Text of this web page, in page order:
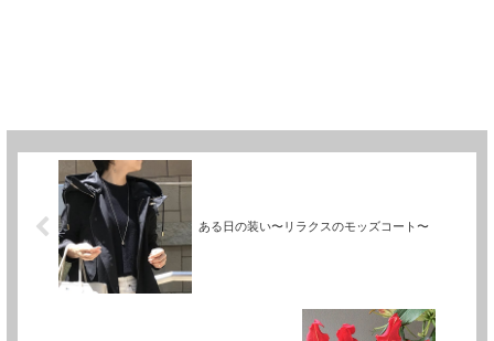
ある日の装い〜リラクスのモッズコート〜